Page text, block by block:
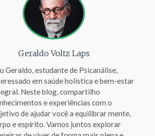
Geraldo Voltz Laps
Geraldo, estudante de Psicanálise,
em saúde holística e bem-estar
Neste blog, compartilho
e experiências com o
de ajudar você a equilibrar mente,
e espírito. Vamos juntos explorar